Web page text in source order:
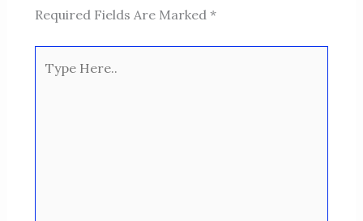
Required Fields Are Marked *
Here..